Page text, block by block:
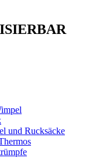
und Rucksäcke